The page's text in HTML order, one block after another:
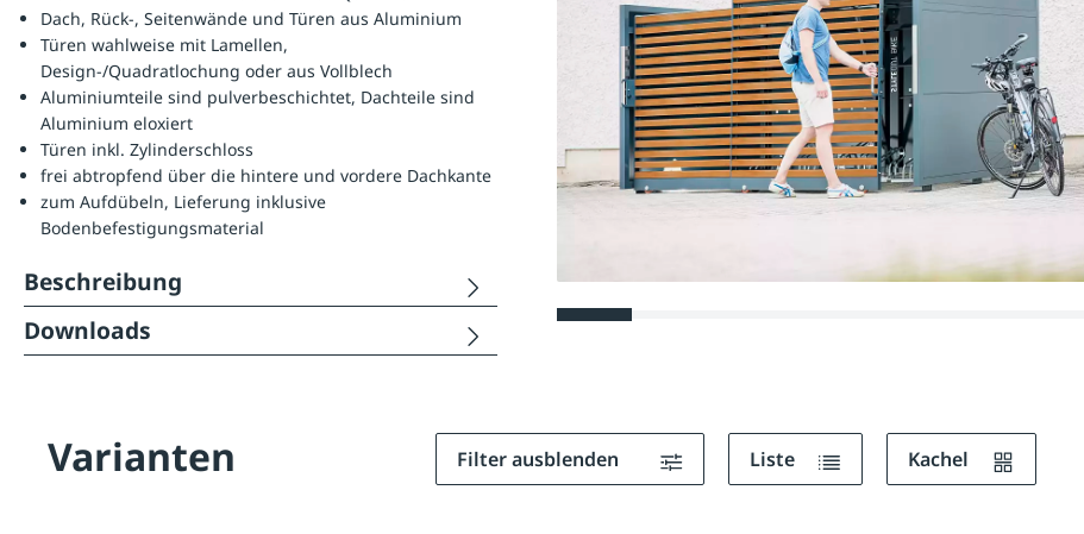
Dach, Rück-, Seitenwände und Türen aus Aluminium
Türen wahlweise mit Lamellen,
Design-/Quadratlochung oder aus Vollblech
Aluminiumteile sind pulverbeschichtet, Dachteile sind
Aluminium eloxiert
Türen inkl. Zylinderschloss
frei abtropfend über die hintere und vordere Dachkante
zum Aufdübeln, Lieferung inklusive
Bodenbefestigungsmaterial
Beschreibung
Downloads
Varianten Filter ausblenden Liste Kachel